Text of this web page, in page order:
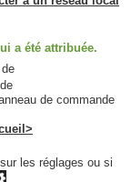
a été attribuée.
de commande
les réglages ou si